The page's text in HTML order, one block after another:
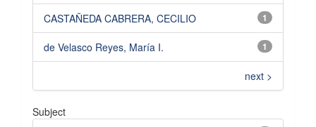
1
CASTAÑEDA CABRERA, CECILIO
1
de Velasco Reyes, María I.
next >
Subject